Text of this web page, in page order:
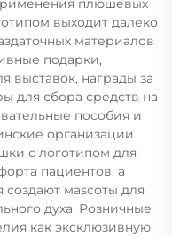
плюшевых
выходит далеко
материалов
подарки,
выставок, награды за
для сбора средств на
пособия и
организации
с логотипом для
пациентов, а
мascоты для
духа. Розничные
как эксклюзивную